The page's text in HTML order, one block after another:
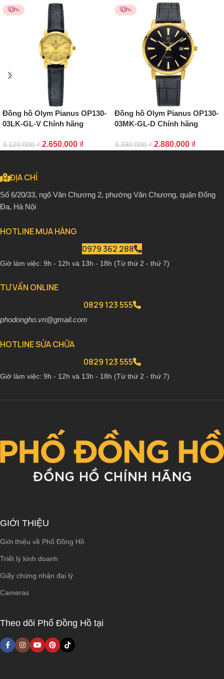
-15%
Đồng hồ Olym Pianus OP130-
03LK-GL-V Chính hãng
3.120.000₫ 2.650.000 ₫
-15%
Đồng hồ Olym Pianus OP130-
03MK-GL-D Chính hãng
3.390.000₫ 2.880.000 ₫
ĐỊA CHỈ
Số 6/20/33, ngõ Văn Chương 2, phường Văn Chương, quận Đống
Đa, Hà Nội
HOTLINE MUA HÀNG
0979 362 288
Giờ làm việc: 9h - 12h và 13h - 18h (Từ thứ 2 - thứ 7)
TƯ VẤN ONLINE
0829 123 555
phodongho.vn@gmail.com
HOTLINE SỬA CHỮA
0829 123 555
Giờ làm việc: 9h - 12h và 13h - 18h (Từ thứ 2 - thứ 7)
GIỚI THIỆU
Giới thiệu về Phố Đồng Hồ
Triết lý kinh doanh
Giấy chứng nhận đại lý
Cameras
Theo dõi Phố Đồng Hồ tại